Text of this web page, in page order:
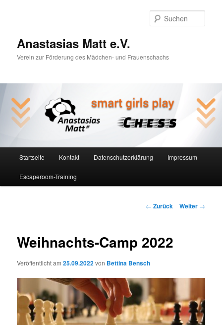
Anastasias Matt e.V.
Verein zur Förderung des Mädchen- und Frauenschachs
Startseite Kontakt Datenschutzerklärung Impressum
Escaperoom-Training
Beitrags-
← Zurück Weiter →
Weihnachts-Camp 2022
Veröffentlicht am25.09.2022von Bettina Bensch